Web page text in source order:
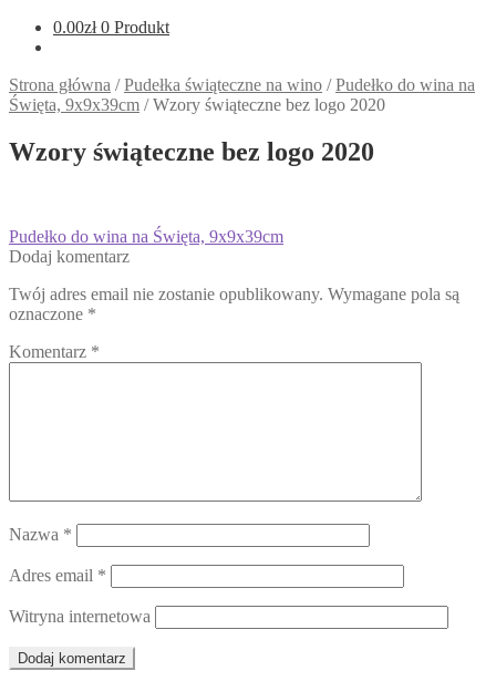
0.00zł 0 Produkt
Strona główna /Pudełka świąteczne na wino /Pudełko do wina na
Święta, 9x9x39cm /Wzory świąteczne bez logo 2020
Wzory świąteczne bez logo 2020
Nawigacja
wpisu
Poprzedni
wpis:
Pudełko do wina na Święta, 9x9x39cm
Dodaj komentarz
Twój adres email nie zostanie opublikowany. Wymagane pola są
oznaczone *
Komentarz *
Nazwa *
Adres email *
Witryna internetowa